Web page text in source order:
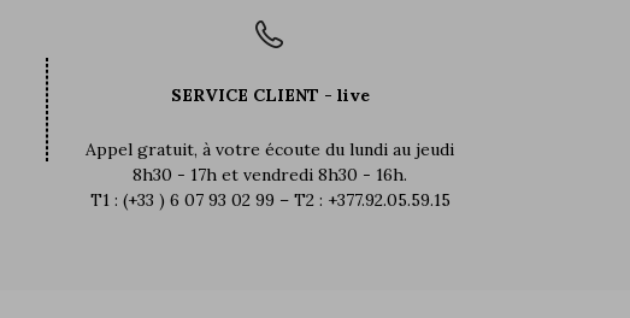
SERVICE CLIENT - live
Appel gratuit, à votre écoute du lundi au jeudi
8h30 - 17h et vendredi 8h30 - 16h.
T1 : (+33 ) 6 07 93 02 99 – T2 : +377.92.05.59.15